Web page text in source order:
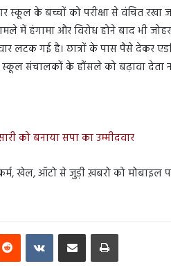
स्कूल के बच्चों को परीक्षा से वंचित रखा
में हंगामा और विरोध होने बाद भी
लटक गई है। छात्रों के पास पैसे देकर
स्कूल संचालकों के हौंसले को बढ़ावा देता
को बनाया सपा का उम्मीदवार
कर्म, खेल, ऑटो से जुड़ी ख़बरो को
Reddit VKontakteShare via Email Print